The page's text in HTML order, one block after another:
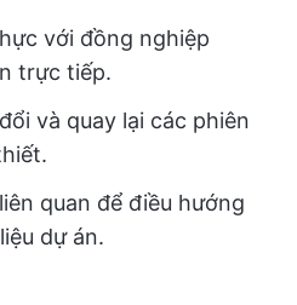
với đồng nghiệp
trực tiếp.
và quay lại các phiên
quan để điều hướng
dự án.